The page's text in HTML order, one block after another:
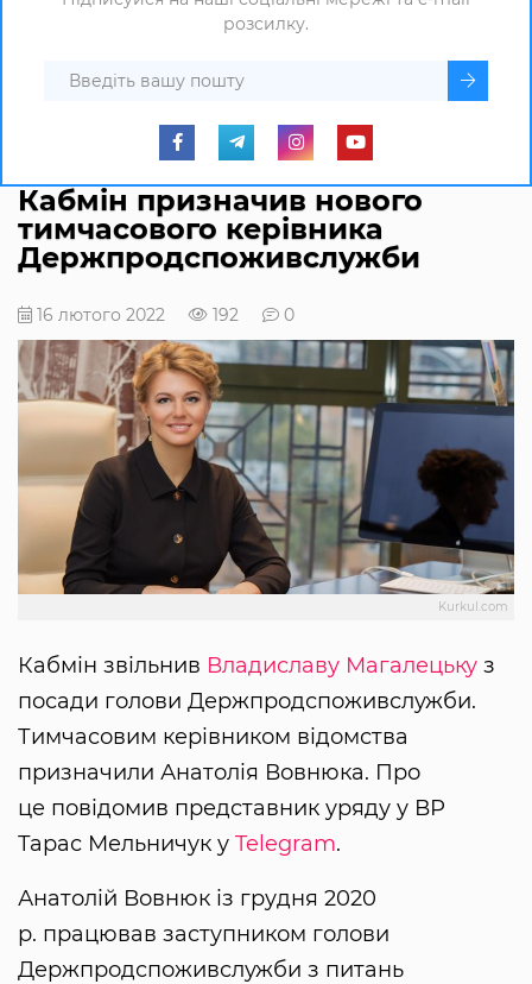
розсилку.
Кабмін призначив нового
тимчасового керівника
Держпродспоживслужби
16 лютого 2022 192 0
Kurkul.com
Кабмін звільнив Владиславу Магалецьку з
посади голови Держпродспоживслужби.
Тимчасовим керівником відомства
призначили Анатолія Вовнюка. Про
це повідомив представник уряду у ВР
Тарас Мельничук у Telegram.
Анатолій Вовнюк із грудня 2020
р. працював заступником голови
Держпродспоживслужби з питань